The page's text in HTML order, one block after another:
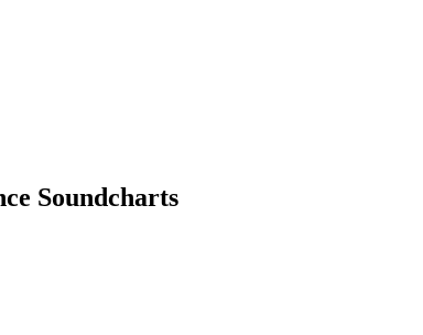
Soundcharts